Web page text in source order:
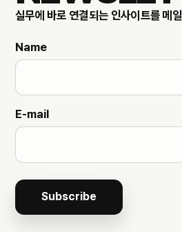
실무에 바로 연결되는 인사이트를 메
Name
E-mail
Subscribe